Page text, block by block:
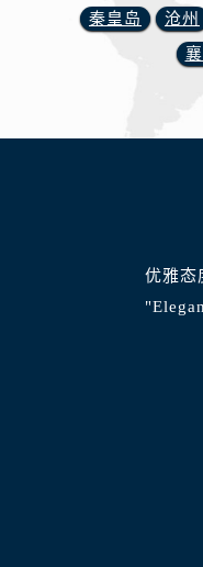
秦皇岛
沧州
优雅态